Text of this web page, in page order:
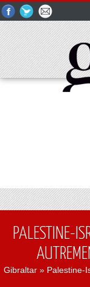
PALESTINE-
Gibraltar» Palestine-